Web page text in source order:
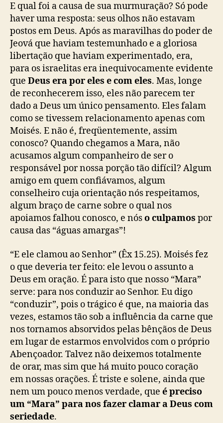
E qual foi a causa de sua murmuração? Só pode
haver uma resposta: seus olhos não estavam
postos em Deus. Após as maravilhas do poder de
Jeová que haviam testemunhado e a gloriosa
libertação que haviam experimentado, era,
para os israelitas era inequivocamente evidente
que Deus era por eles e com eles. Mas, longe
de reconhecerem isso, eles não parecem ter
dado a Deus um único pensamento. Eles falam
como se tivessem relacionamento apenas com
Moisés. E não é, freqüentemente, assim
conosco? Quando chegamos a Mara, não
acusamos algum companheiro de ser o
responsável por nossa porção tão difícil? Algum
amigo em quem confiávamos, algum
conselheiro cuja orientação nós respeitamos,
algum braço de carne sobre o qual nos
apoiamos falhou conosco, e nóso culpamos por
causa das “águas amargas”!
“E ele clamou ao Senhor” (Êx 15.25). Moisés fez
o que deveria ter feito: ele levou o assunto a
Deus em oração. É para isto que nosso “Mara”
serve: para nos conduzir ao Senhor. Eu digo
“conduzir”, pois o trágico é que, na maioria das
vezes, estamos tão sob a influência da carne que
nos tornamos absorvidos pelas bênçãos de Deus
em lugar de estarmos envolvidos com o próprio
Abençoador. Talvez não deixemos totalmente
de orar, mas sim que há muito pouco coração
em nossas orações. É triste e solene, ainda que
nem um pouco menos verdade, que é preciso
um “Mara” para nos fazer clamar a Deus com
seriedade.